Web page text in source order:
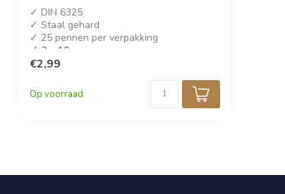
✓ DIN 6325
✓ Staal gehard
✓ 25 pennen per verpakking
✓ 2 x 10 mm
€2,99
Op voorraad